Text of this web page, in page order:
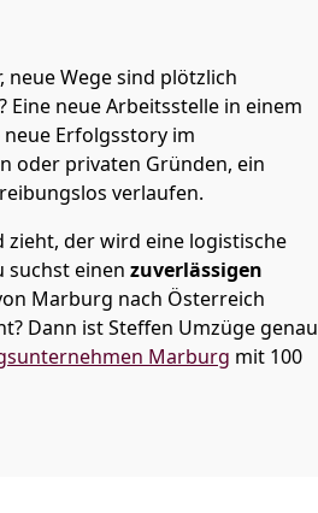
neue Wege sind plötzlich
neue Arbeitsstelle in einem
neue Erfolgsstory im
oder privaten Gründen, ein
verlaufen.
zieht, der wird eine logistische
suchst einen zuverlässigen
Marburg nach Österreich
Dann istSteffen Umzügegenau
Marburg mit 100